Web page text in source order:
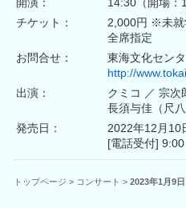
チケット：
2,000円 ※未就
全席指定
お問合せ：
東海文化セン
http://
出演：
クミコ ／ 宗次
長須与佳（尺八
発売日：
2022年12月10
[電話受付]
トップページ > コンサート > 2023年1月9